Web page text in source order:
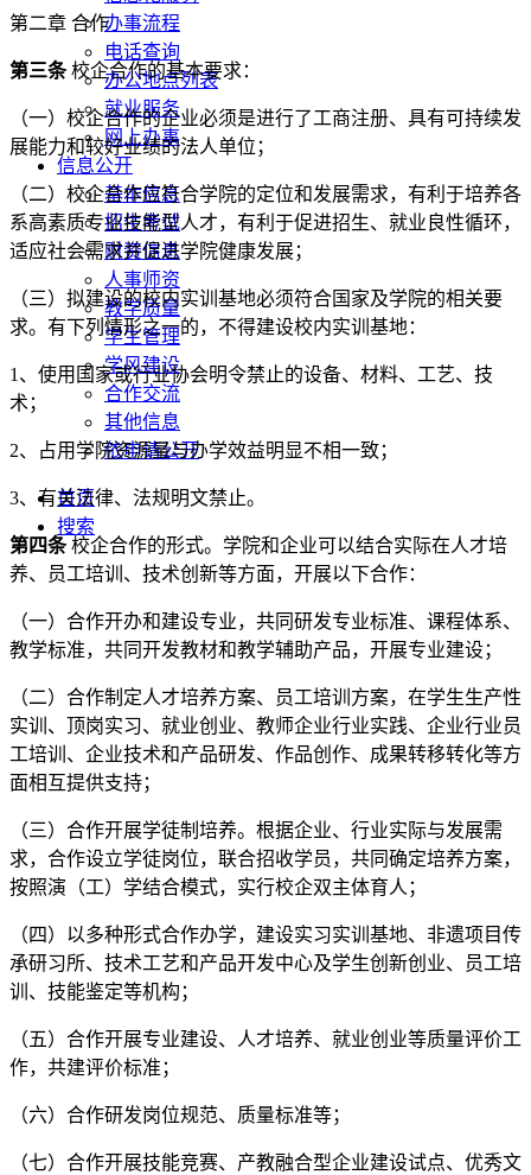
办事流程
电话查询
办公地点列表
就业服务
网上办事
信息公开
基本信息
招生考试
财资信息
人事师资
教学质量
学生管理
学风建设
合作交流
其他信息
依申请公开
首页
搜索
第二章 合作
第三条校企合作的基本要求：
（一）校企合作的企业必须是进行了工商注册、具有可持续发
展能力和较好业绩的法人单位；
（二）校企合作应符合学院的定位和发展需求，有利于培养各
系高素质专业技能型人才，有利于促进招生、就业良性循环，
适应社会需求并促进学院健康发展；
（三）拟建设的校内实训基地必须符合国家及学院的相关要
求。有下列情形之一的，不得建设校内实训基地：
1、使用国家或行业协会明令禁止的设备、材料、工艺、技
术；
2、占用学院资源量与办学效益明显不相一致；
3、有关法律、法规明文禁止。
第四条校企合作的形式。学院和企业可以结合实际在人才培
养、员工培训、技术创新等方面，开展以下合作：
（一）合作开办和建设专业，共同研发专业标准、课程体系、
教学标准，共同开发教材和教学辅助产品，开展专业建设；
（二）合作制定人才培养方案、员工培训方案，在学生生产性
实训、顶岗实习、就业创业、教师企业行业实践、企业行业员
工培训、企业技术和产品研发、作品创作、成果转移转化等方
面相互提供支持；
（三）合作开展学徒制培养。根据企业、行业实际与发展需
求，合作设立学徒岗位，联合招收学员，共同确定培养方案，
按照演（工）学结合模式，实行校企双主体育人；
（四）以多种形式合作办学，建设实习实训基地、非遗项目传
承研习所、技术工艺和产品开发中心及学生创新创业、员工培
训、技能鉴定等机构；
（五）合作开展专业建设、人才培养、就业创业等质量评价工
作，共建评价标准；
（六）合作研发岗位规范、质量标准等；
（七）合作开展技能竞赛、产教融合型企业建设试点、优秀文